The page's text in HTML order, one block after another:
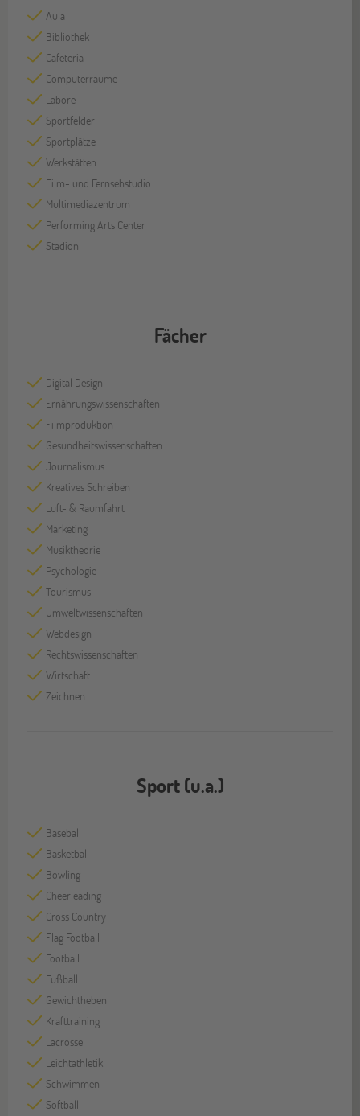
Aula
Bibliothek
Cafeteria
Computerräume
Labore
Sportfelder
Sportplätze
Werkstätten
Film- und Fernsehstudio
Multimediazentrum
Performing Arts Center
Stadion
Fächer
Digital Design
Ernährungswissenschaften
Filmproduktion
Gesundheitswissenschaften
Journalismus
Kreatives Schreiben
Luft- & Raumfahrt
Marketing
Musiktheorie
Psychologie
Tourismus
Umweltwissenschaften
Webdesign
Rechtswissenschaften
Wirtschaft
Zeichnen
Sport (u.a.)
Baseball
Basketball
Bowling
Cheerleading
Cross Country
Flag Football
Football
Fußball
Gewichtheben
Krafttraining
Lacrosse
Leichtathletik
Schwimmen
Softball